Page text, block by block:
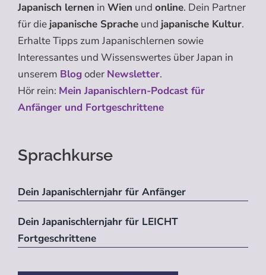
Japanisch lernen in Wien und online. Dein Partner
für die japanische Sprache und japanische Kultur.
Erhalte Tipps zum Japanischlernen sowie
Interessantes und Wissenswertes über Japan in
unserem Blogoder Newsletter.
Hör rein: Mein Japanischlern-Podcast für
Anfänger und Fortgeschrittene
Sprachkurse
Dein Japanischlernjahr für Anfänger
Dein Japanischlernjahr für LEICHT
Fortgeschrittene